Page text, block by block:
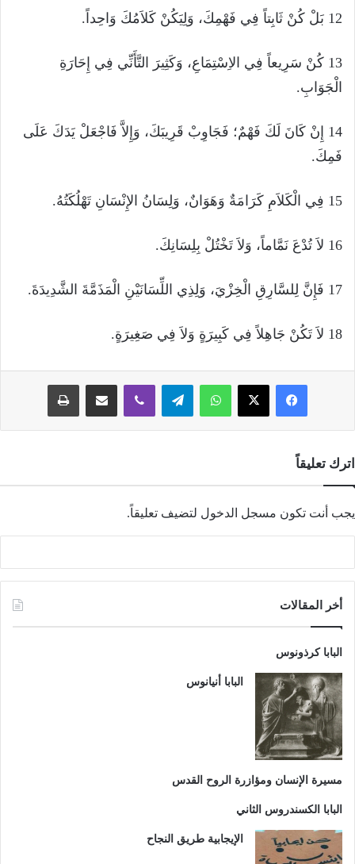
12 بَلْ كُنْ ثَابِتاً فِي فَهْمِكَ، وَلِيَكُنْ كَلاَمُكَ وَاحِداً.
13 كُنْ سَرِيعاً فِي الاِسْتِمَاعِ، وَكَثِيرَ التَّأَنِّي فِي إِحَارَةِ
الْجَوَابِ.
14 إِنْ كَانَ لَكَ فَهْمٌ؛ فَجَاوِبْ قَرِيبَكَ، وَإِلاَّ فَاجْعَلْ يَدَكَ عَلَى
فَمِكَ.
15 فِي الْكَلاَمِ كَرَامَةٌ وَهَوَانٌ، وَلِسَانُ الإِنْسَانِ تَهْلُكَتُهُ.
16 لاَ تُدْعَ نَمَّاماً، وَلاَ تَخْتُلْ بِلِسَانِكَ.
17 فَإِنَّ لِلسَّارِقِ الْخِزْيَ، وَلِذِي اللِّسَانَيْنِ الْمَذَمَّةَ الشَّدِيدَةَ.
18 لاَ تَكُنْ جَاهِلاً فِي كَبِيرَةٍ وَلاَ فِي صَغِيرَةٍ.
فيسبوك‫X واتسابتيلقرامڤايبر مشاركة عبر البريد طباعة
اترك تعليقاً
يجب أنت تكون مسجل الدخول لتضيف تعليقاً.
أخر المقالات
البابا كرذونوس
البابا أنيانوس
مسيرة الإنسان ومؤازرة الروح القدس
البابا الكسندروس الثاني
الإيجابية طريق النجاح